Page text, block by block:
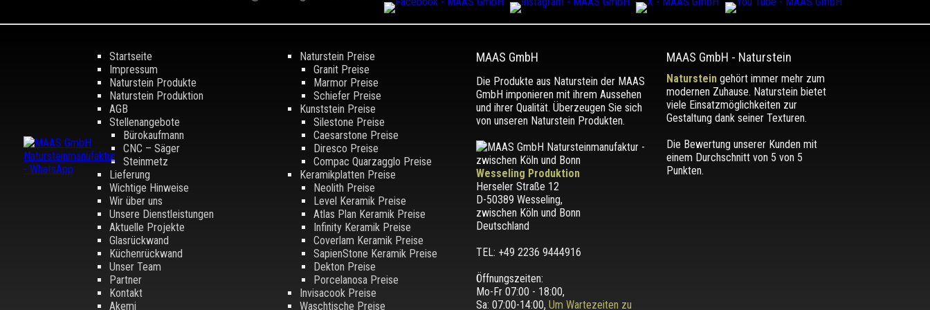
Startseite
Impressum
Naturstein Produkte
Naturstein Produktion
AGB
Stellenangebote
Bürokaufmann
CNC – Säger
Steinmetz
Lieferung
Wichtige Hinweise
Wir über uns
Unsere Dienstleistungen
Aktuelle Projekte
Glasrückwand
Küchenrückwand
Unser Team
Partner
Kontakt
Akemi
Naturstein Preise
Granit Preise
Marmor Preise
Schiefer Preise
Kunststein Preise
Silestone Preise
Caesarstone Preise
Diresco Preise
Compac Quarzagglo Preise
Keramikplatten Preise
Neolith Preise
Level Keramik Preise
Atlas Plan Keramik Preise
Infinity Keramik Preise
Coverlam Keramik Preise
SapienStone Keramik Preise
Dekton Preise
Porcelanosa Preise
Invisacook Preise
Waschtische Preise
MAAS GmbH
Die Produkte aus Naturstein der MAAS
GmbH imponieren mit ihrem Aussehen
und ihrer Qualität. Überzeugen Sie sich
von unseren Naturstein Produkten.
Wesseling Produktion
Herseler Straße 12
D-50389 Wesseling,
zwischen Köln und Bonn
Deutschland
TEL: +49 2236 9444916
Öffnungszeiten:
Mo-Fr 07:00 - 18:00,
Sa: 07:00-14:00, Um Wartezeiten zu
MAAS GmbH - Naturstein
Natursteingehört immer mehr zum
modernen Zuhause. Naturstein bietet
viele Einsatzmöglichkeiten zur
Gestaltung dank seiner Texturen.
Die Bewertung unserer Kunden mit
einem Durchschnitt von 5 von 5
Punkten.